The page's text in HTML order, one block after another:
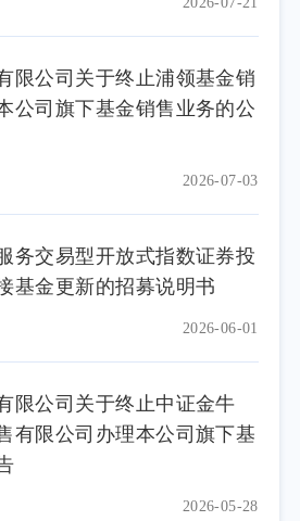
限公司关于终止浦领基金销
公司旗下基金销售业务的公
2026-07-03
务交易型开放式指数证券投
基金更新的招募说明书
2026-06-01
限公司关于终止中证金牛
有限公司办理本公司旗下基
2026-05-28